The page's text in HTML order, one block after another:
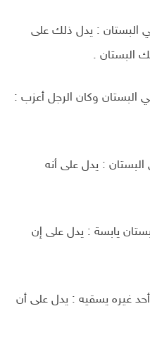
البستان : يدل ذلك على
البستان .
البستان وكان الرجل أعزب :
: يدل على أنه
یابسة : يدل على إن
غيره يسقيه : يدل على أن